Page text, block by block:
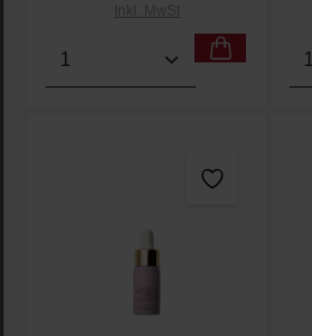
Inkl. MwSt
Produkt Anzahl: Gib den